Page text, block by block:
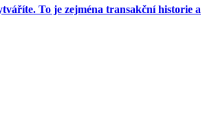
To je zejména transakční historie a